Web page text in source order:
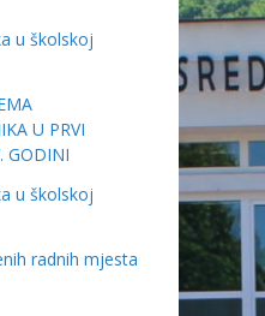
u školskoj
U PRVI
GODINI
u školskoj
radnih mjesta